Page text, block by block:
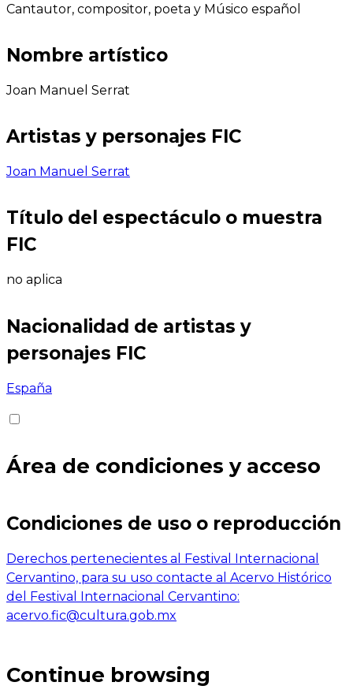
Cantautor, compositor, poeta y Músico español
Nombre artístico
Joan Manuel Serrat
Artistas y personajes FIC
Joan Manuel Serrat
Título del espectáculo o muestra
FIC
no aplica
Nacionalidad de artistas y
personajes FIC
España
Área de condiciones y acceso
Condiciones de uso o reproducción
Derechos pertenecientes al Festival Internacional
Cervantino, para su uso contacte al Acervo Histórico
del Festival Internacional Cervantino:
acervo.fic@cultura.gob.mx
Continue browsing